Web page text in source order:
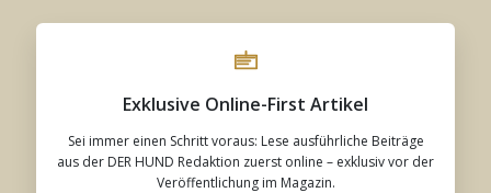
Exklusive Online-First Artikel
Sei immer einen Schritt voraus: Lese ausführliche Beiträge
aus der DER HUND Redaktion zuerst online – exklusiv vor der
Veröffentlichung im Magazin.